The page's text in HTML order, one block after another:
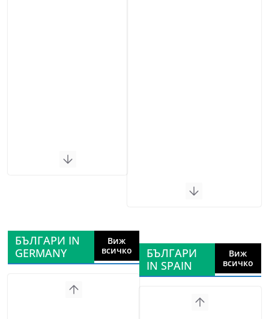
БЪЛГАРИ IN
GERMANY
Виж
всичко
БЪЛГАРИ
IN SPAIN
Виж
всичко